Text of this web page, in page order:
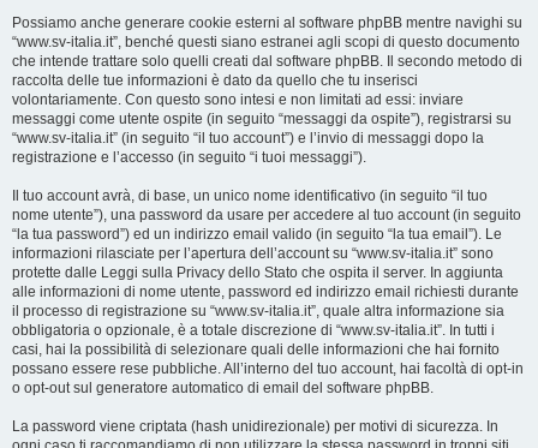
Possiamo anche generare cookie esterni al software phpBB mentre navighi su
“www.sv-italia.it”, benché questi siano estranei agli scopi di questo documento
che intende trattare solo quelli creati dal software phpBB. Il secondo metodo di
raccolta delle tue informazioni è dato da quello che tu inserisci
volontariamente. Con questo sono intesi e non limitati ad essi: inviare
messaggi come utente ospite (in seguito “messaggi da ospite”), registrarsi su
“www.sv-italia.it” (in seguito “il tuo account”) e l’invio di messaggi dopo la
registrazione e l’accesso (in seguito “i tuoi messaggi”).
Il tuo account avrà, di base, un unico nome identificativo (in seguito “il tuo
nome utente”), una password da usare per accedere al tuo account (in seguito
“la tua password”) ed un indirizzo email valido (in seguito “la tua email”). Le
informazioni rilasciate per l’apertura dell’account su “www.sv-italia.it” sono
protette dalle Leggi sulla Privacy dello Stato che ospita il server. In aggiunta
alle informazioni di nome utente, password ed indirizzo email richiesti durante
il processo di registrazione su “www.sv-italia.it”, quale altra informazione sia
obbligatoria o opzionale, è a totale discrezione di “www.sv-italia.it”. In tutti i
casi, hai la possibilità di selezionare quali delle informazioni che hai fornito
possano essere rese pubbliche. All’interno del tuo account, hai facoltà di opt-in
o opt-out sul generatore automatico di email del software phpBB.
La password viene criptata (hash unidirezionale) per motivi di sicurezza. In